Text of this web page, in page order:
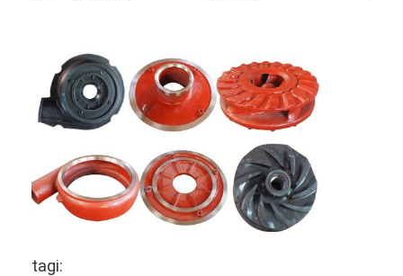
tagi: